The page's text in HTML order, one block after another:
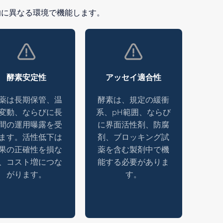
異なる環境で機能します。
酵素安定性
は長期保管、温
動、ならびに長
の運用曝露を受
す。活性低下は
の正確性を損な
コスト増につな
がります。
アッセイ適合性
酵素は、規定の緩衝
系、pH範囲、ならび
に界面活性剤、防腐
剤、ブロッキング試
薬を含む製剤中で機
能する必要がありま
す。